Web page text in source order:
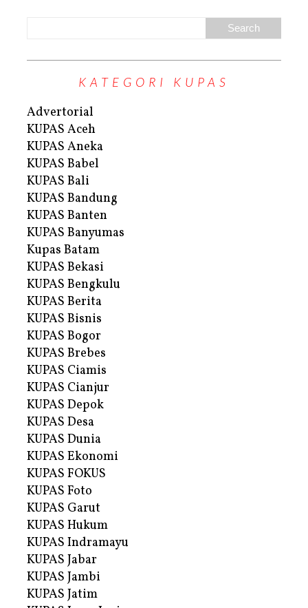
KATEGORI KUPAS
Advertorial
KUPAS Aceh
KUPAS Aneka
KUPAS Babel
KUPAS Bali
KUPAS Bandung
KUPAS Banten
KUPAS Banyumas
Kupas Batam
KUPAS Bekasi
KUPAS Bengkulu
KUPAS Berita
KUPAS Bisnis
KUPAS Bogor
KUPAS Brebes
KUPAS Ciamis
KUPAS Cianjur
KUPAS Depok
KUPAS Desa
KUPAS Dunia
KUPAS Ekonomi
KUPAS FOKUS
KUPAS Foto
KUPAS Garut
KUPAS Hukum
KUPAS Indramayu
KUPAS Jabar
KUPAS Jambi
KUPAS Jatim